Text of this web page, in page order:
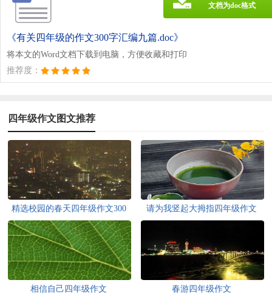
《有关四年级的作文300字汇编九篇.doc》
将本文的Word文档下载到电脑，方便收藏和打印
推荐度：
文档为doc格式
四年级作文图文推荐
精选校园的春天四年级作文300
字7篇
请为我竖起大拇指四年级作文
相信自己四年级作文 春游四年级作文